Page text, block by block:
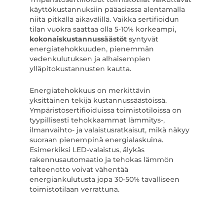
käyttökustannuksiin pääasiassa alentamalla
niitä pitkällä aikavälillä. Vaikka sertifioidun
tilan vuokra saattaa olla 5-10% korkeampi,
kokonaiskustannussäästötsyntyvät
energiatehokkuuden, pienemmän
vedenkulutuksen ja alhaisempien
ylläpitokustannusten kautta.
Energiatehokkuus on merkittävin
yksittäinen tekijä kustannussäästöissä.
Ympäristösertifioiduissa toimistotiloissa on
tyypillisesti tehokkaammat lämmitys-,
ilmanvaihto- ja valaistusratkaisut, mikä näkyy
suoraan pienempinä energialaskuina.
Esimerkiksi LED-valaistus, älykäs
rakennusautomaatio ja tehokas lämmön
talteenotto voivat vähentää
energiankulutusta jopa 30-50% tavalliseen
toimistotilaan verrattuna.